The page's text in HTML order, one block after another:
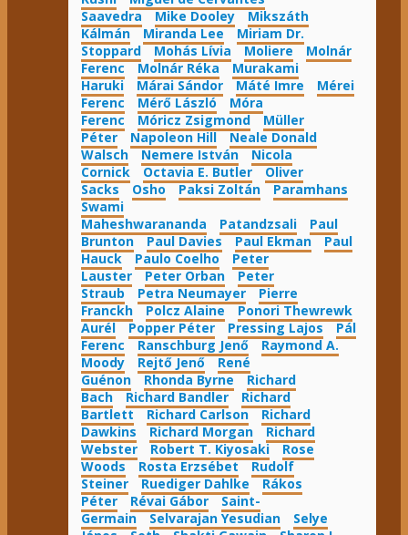
Saavedra
Mike Dooley
Mikszáth
Kálmán
Miranda Lee
Miriam Dr.
Stoppard
Mohás Lívia Moliere
Molnár
Ferenc
Molnár Réka
Murakami
Haruki
Márai Sándor Máté Imre
Mérei
Ferenc
Mérő László
Móra
Ferenc
Móricz Zsigmond
Müller
Péter
Napoleon Hill
Neale Donald
Walsch
Nemere István
Nicola
Cornick
Octavia E. Butler
Oliver
Sacks
Osho Paksi Zoltán
Paramhans
Swami
Maheshwarananda
Patandzsali
Paul
Brunton
Paul Davies Paul Ekman
Paul
Hauck
Paulo Coelho
Peter
Lauster
Peter Orban
Peter
Straub
Petra Neumayer
Pierre
Franckh
Polcz Alaine
Ponori Thewrewk
Aurél
Popper Péter Pressing Lajos
Pál
Ferenc
Ranschburg Jenő
Raymond A.
Moody
Rejtő Jenő
René
Guénon
Rhonda Byrne
Richard
Bach
Richard Bandler
Richard
Bartlett
Richard Carlson
Richard
Dawkins
Richard Morgan
Richard
Webster
Robert T. Kiyosaki
Rose
Woods
Rosta Erzsébet
Rudolf
Steiner
Ruediger Dahlke
Rákos
Péter
Révai Gábor
Saint-
Germain
Selvarajan Yesudian
Selye